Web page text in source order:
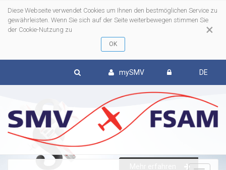
×
Diese Webseite verwendet Cookies um Ihnen den bestmöglichen Service zu
gewährleisten. Wenn Sie sich auf der Seite weiterbewegen stimmen Sie
der Cookie-Nutzung zu
mySMV DE